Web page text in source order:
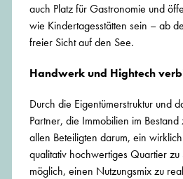
auch Platz für Gastronomie und
wie Kindertagesstätten sein – ab
freier Sicht auf den See.
Handwerk und Hightech
Durch die Eigentümerstruktur und
Partner, die Immobilien im
allen Beteiligten darum, ein
qualitativ hochwertiges Quartier
möglich, einen Nutzungsmix zu